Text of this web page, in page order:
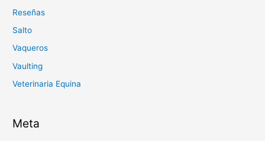
Reseñas
Salto
Vaqueros
Vaulting
Veterinaria Equina
Meta